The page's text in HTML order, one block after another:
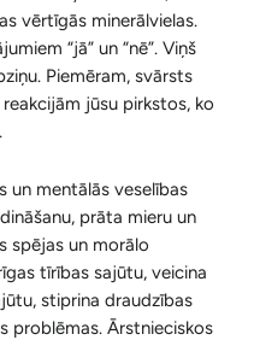
vērtīgās minerālvielas.
“jā” un “nē”. Viņš
Piemēram, svārsts
jūsu pirkstos, ko
un mentālās veselības
prāta mieru un
spējas un morālo
tīrības sajūtu, veicina
stiprina draudzības
problēmas. Ārstnieciskos